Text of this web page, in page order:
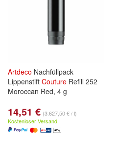
Artdeco Nachfüllpack
Lippenstift Couture Refill 252
Moroccan Red, 4 g
14,51 € (3.627,50 € / l)
Kostenloser Versand